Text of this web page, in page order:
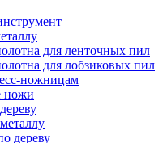
для ленточных пил
для лобзиковых пил
ножницам
ножи
дереву